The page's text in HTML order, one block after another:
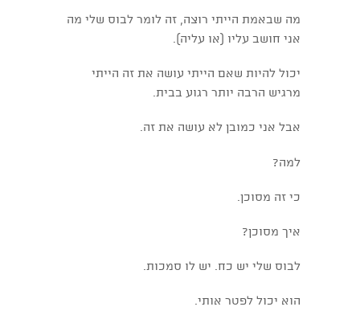
מה שבאמת הייתי רוצה, זה לומר לבוס שלי מה
אני חושב עליו (או עליה).
יכול להיות שאם הייתי עושה את זה הייתי
מרגיש הרבה יותר רגוע בבית.
אבל אני כמובן לא עושה את זה.
למה?
כי זה מסוכן.
איך מסוכן?
לבוס שלי יש כח. יש לו סמכות.
הוא יכול לפטר אותי.